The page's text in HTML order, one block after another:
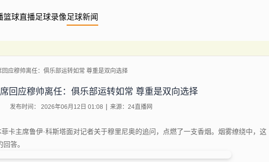
篮球直播足球录像足球新闻
回应穆帅离任：俱乐部运转如常 尊重是双向选择
回应穆帅离任：俱乐部运转如常 尊重是双向选择
发布时间： 2026年06月12日 01:08 来源：24直播网
主席鲁伊·科斯塔面对记者关于穆里尼奥的追问，点燃了一支香烟。烟雾缭绕中，这
答。